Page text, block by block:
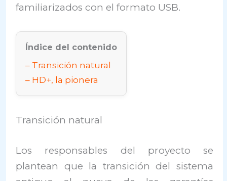
familiarizados con el formato USB.
Índice del contenido
Transición natural
HD+, la pionera
Transición natural
Los responsables del proyecto se
plantean que la transición del sistema